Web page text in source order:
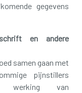
gegevens
en andere
samen gaan met
pijnstillers
werking van